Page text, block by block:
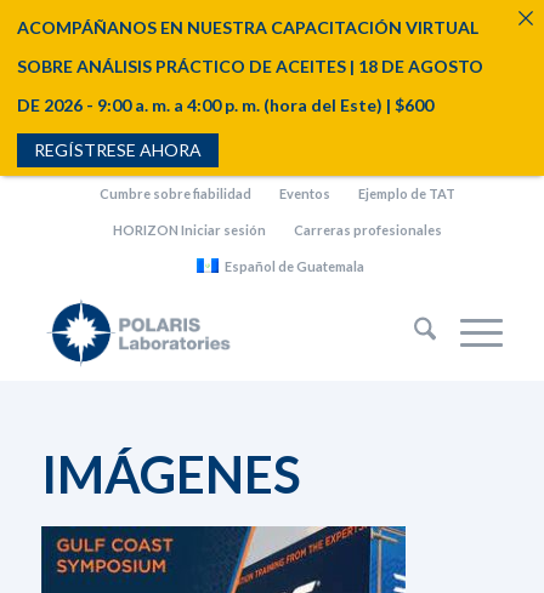
Cumbre sobre fiabilidad Eventos Ejemplo de TAT
HORIZON Iniciar sesión Carreras profesionales
Español de Guatemala
IMÁGENES
ACOMPÁÑANOS EN NUESTRA CAPACITACIÓN VIRTUAL
SOBRE ANÁLISIS PRÁCTICO DE ACEITES | 18 DE AGOSTO
DE 2026 - 9:00 a. m. a 4:00 p. m. (hora del Este) | $600
REGÍSTRESE AHORA